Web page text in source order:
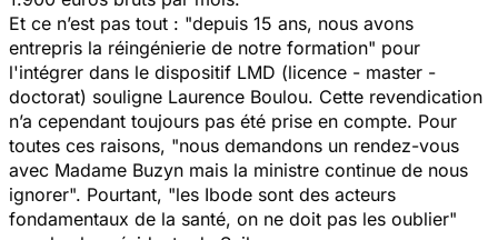
Et ce n’est pas tout : "depuis 15 ans, nous avons
entrepris la réingénierie de notre formation" pour
l'intégrer dans le dispositif LMD (licence - master -
doctorat) souligne Laurence Boulou. Cette revendication
n’a cependant toujours pas été prise en compte. Pour
toutes ces raisons, "nous demandons un rendez-vous
avec Madame Buzyn mais la ministre continue de nous
ignorer". Pourtant, "les Ibode sont des acteurs
fondamentaux de la santé, on ne doit pas les oublier"